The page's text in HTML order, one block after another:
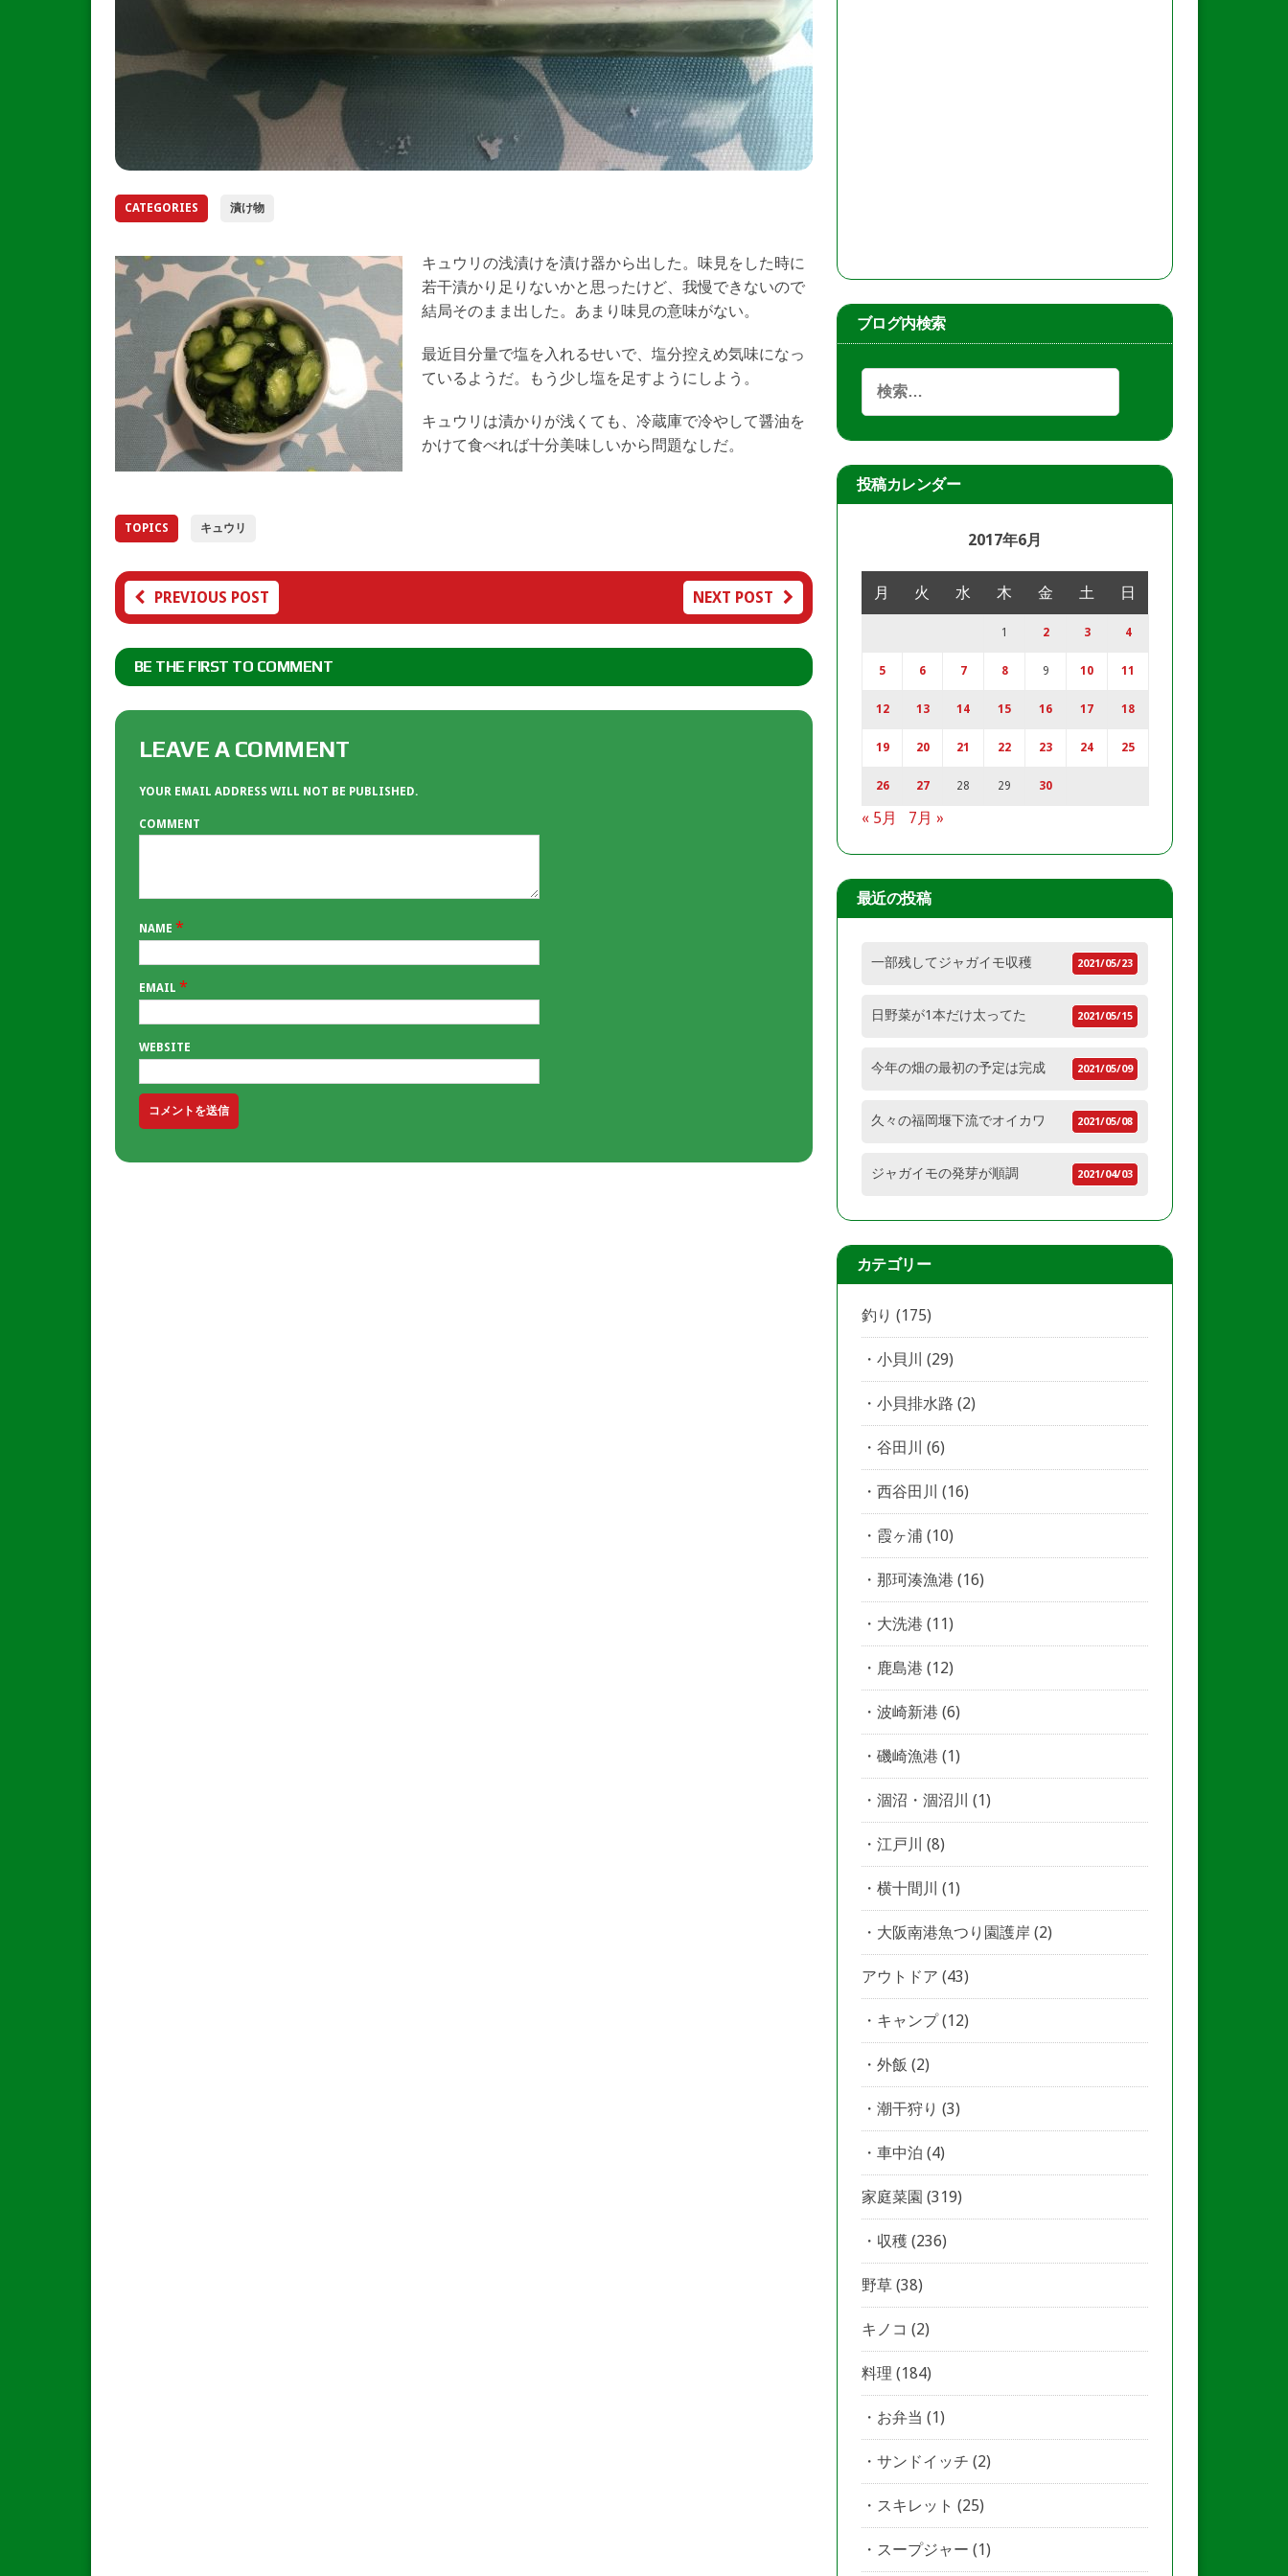
CATEGORIES 漬け物
キュウリの浅漬けを漬け器から出した。味見をした時に
若干漬かり足りないかと思ったけど、我慢できないので
結局そのまま出した。あまり味見の意味がない。
最近目分量で塩を入れるせいで、塩分控えめ気味になっ
ているようだ。もう少し塩を足すようにしよう。
キュウリは漬かりが浅くても、冷蔵庫で冷やして醤油を
かけて食べれば十分美味しいから問題なしだ。
TOPICS キュウリ
PREVIOUS POST NEXT POST
BE THE FIRST TO COMMENT
LEAVE A COMMENT
YOUR EMAIL ADDRESS WILL NOT BE PUBLISHED.
COMMENT
NAME *
EMAIL *
WEBSITE
ブログ内検索
投稿カレンダー
2017年6月
月 火 水 木 金 土 日
1 2 3 4
5 6 7 8 9 10 11
12 13 14 15 16 17 18
19 20 21 22 23 24 25
26 27 28 29 30
« 5月 7月 »
最近の投稿
一部残してジャガイモ収穫 2021/05/23
日野菜が1本だけ太ってた 2021/05/15
今年の畑の最初の予定は完成 2021/05/09
久々の福岡堰下流でオイカワ 2021/05/08
ジャガイモの発芽が順調 2021/04/03
カテゴリー
釣り (175)
小貝川 (29)
小貝排水路 (2)
谷田川 (6)
西谷田川 (16)
霞ヶ浦 (10)
那珂湊漁港 (16)
大洗港 (11)
鹿島港 (12)
波崎新港 (6)
磯崎漁港 (1)
涸沼・涸沼川 (1)
江戸川 (8)
横十間川 (1)
大阪南港魚つり園護岸 (2)
アウトドア (43)
キャンプ(12)
外飯 (2)
潮干狩り (3)
車中泊 (4)
家庭菜園 (319)
収穫 (236)
野草(38)
キノコ (2)
料理 (184)
お弁当 (1)
サンドイッチ (2)
スキレット (25)
スープジャー (1)